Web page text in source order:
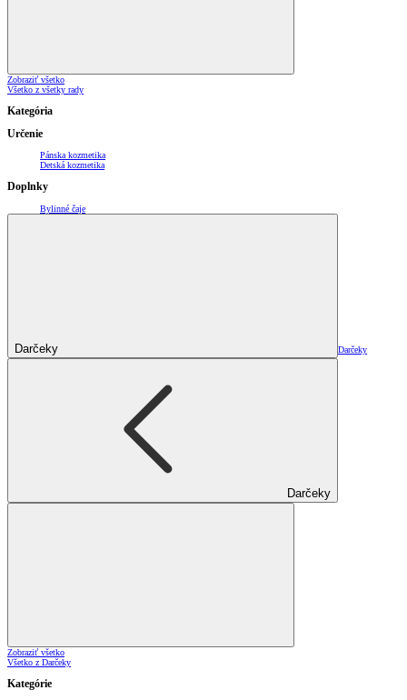
Zobraziť všetko
Všetko z všetky rady
Kategória
Určenie
Pánska kozmetika
Detská kozmetika
Doplnky
Bylinné čaje
Darčeky Darčeky
Darčeky
Zobraziť všetko
Všetko z Darčeky
Kategórie